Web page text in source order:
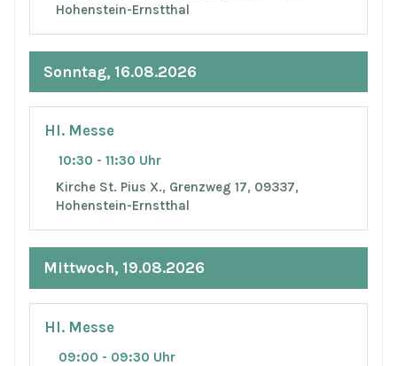
Hohenstein-Ernstthal
Sonntag, 16.08.2026
Hl. Messe
10:30 - 11:30 Uhr
Kirche St. Pius X., Grenzweg 17, 09337,
Hohenstein-Ernstthal
Mittwoch, 19.08.2026
Hl. Messe
09:00 - 09:30 Uhr